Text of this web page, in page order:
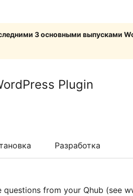
3 основными выпусками
Plugin
Разработка
from your Qhub (see